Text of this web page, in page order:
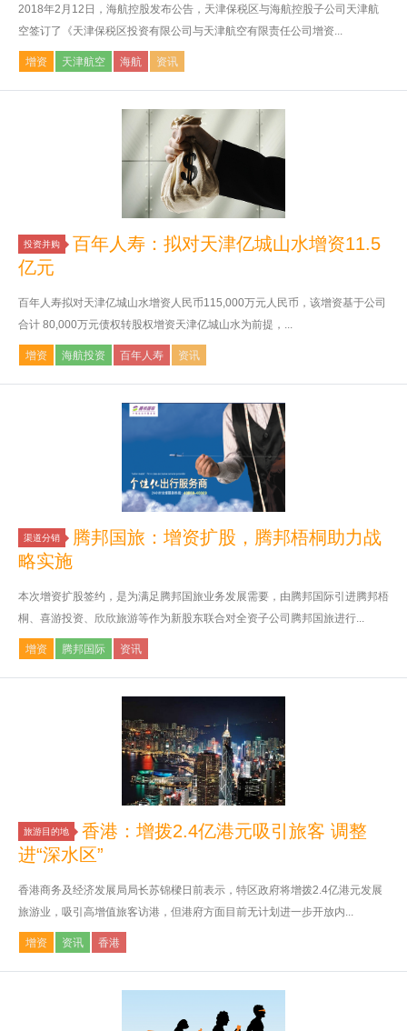
2018年2月12日，海航控股发布公告，天津保税区与海航控股子公司天津航
空签订了《天津保税区投资有限公司与天津航空有限责任公司增资...
增资 天津航空 海航 资讯
投资并购
百年人寿：拟对天津亿城山水增资11.5
亿元
百年人寿拟对天津亿城山水增资人民币115,000万元人民币，该增资基于公司
合计 80,000万元债权转股权增资天津亿城山水为前提，...
增资 海航投资 百年人寿 资讯
渠道分销
腾邦国旅：增资扩股，腾邦梧桐助力战
略实施
本次增资扩股签约，是为满足腾邦国旅业务发展需要，由腾邦国际引进腾邦梧
桐、喜游投资、欣欣旅游等作为新股东联合对全资子公司腾邦国旅进行...
增资 腾邦国际 资讯
旅游目的地
香港：增拨2.4亿港元吸引旅客 调整
进“深水区”
香港商务及经济发展局局长苏锦樑日前表示，特区政府将增拨2.4亿港元发展
旅游业，吸引高增值旅客访港，但港府方面目前无计划进一步开放内...
增资 资讯 香港